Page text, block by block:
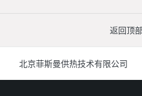
返回顶部
北京菲斯曼供热技术有限公司